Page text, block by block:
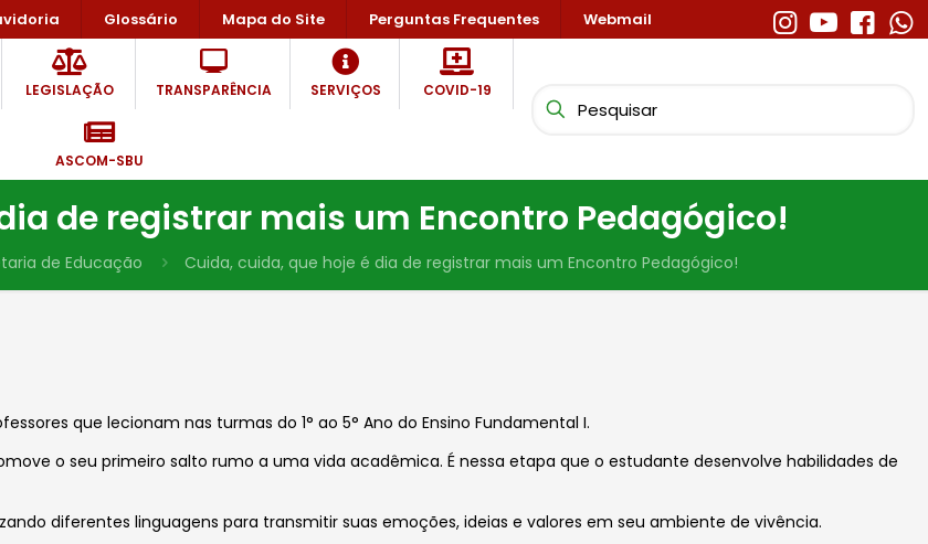
Glossário Mapa do Site Perguntas Frequentes Webmail
LEGISLAÇÃO TRANSPARÊNCIA SERVIÇOS COVID-19
ASCOM-SBU
de registrar mais um Encontro Pedagógico!
de Educação Cuida, cuida, que hoje é dia de registrar mais um Encontro Pedagógico!
que lecionam nas turmas do 1° ao 5° Ano do Ensino Fundamental I.
o seu primeiro salto rumo a uma vida acadêmica. É nessa etapa que o estudante desenvolve habilidades de
diferentes linguagens para transmitir suas emoções, ideias e valores em seu ambiente de vivência.